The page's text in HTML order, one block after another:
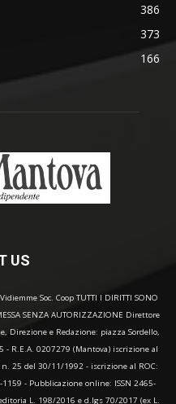
386
373
166
US
Soc. Coop TUTTI I DIRITTI SONO
SENZA AUTORIZZAZIONE Direttore
Direzione e Redazione: piazza Sordello,
- R.E.A. 0207279 (Mantova) iscrizione al
25 del 30/11/1992 - iscrizione al ROC:
- Pubblicazione online: ISSN 2465-
L. 198/2016 e d.lgs 70/2017 (ex L.